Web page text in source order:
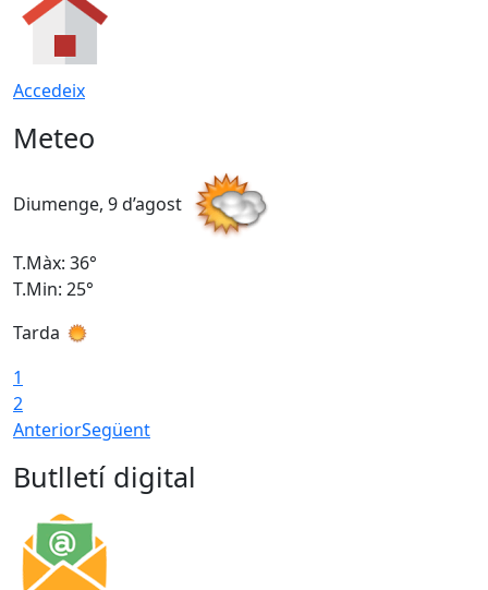
Accedeix
Meteo
Diumenge, 9 d’agost
T.Màx: 36°
T.Min: 25°
Tarda
1
2
AnteriorSegüent
Butlletí digital